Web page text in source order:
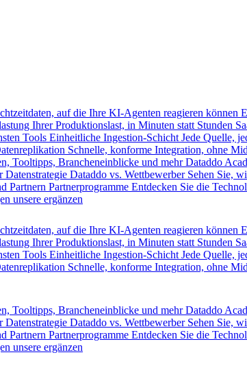
auf die Ihre KI-Agenten reagieren können
Ihrer Produktionslast, in Minuten statt Stunden
Tools Einheitliche Ingestion-Schicht Jede Quelle,
Schnelle, konforme Integration, ohne
Tooltipps, Brancheneinblicke und mehr Dataddo
Datenstrategie Dataddo vs. Wettbewerber Sehen Sie,
Partnern Partnerprogramme Entdecken Sie die
unsere ergänzen
auf die Ihre KI-Agenten reagieren können
Ihrer Produktionslast, in Minuten statt Stunden
Tools Einheitliche Ingestion-Schicht Jede Quelle,
Schnelle, konforme Integration, ohne
Tooltipps, Brancheneinblicke und mehr Dataddo
Datenstrategie Dataddo vs. Wettbewerber Sehen Sie,
Partnern Partnerprogramme Entdecken Sie die
unsere ergänzen